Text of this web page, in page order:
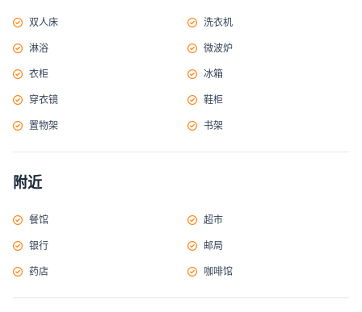
双人床 洗衣机
淋浴 微波炉
衣柜 冰箱
穿衣镜 鞋柜
置物架 书架
附近
餐馆 超市
银行 邮局
药店 咖啡馆